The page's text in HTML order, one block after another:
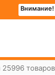
Внимание!